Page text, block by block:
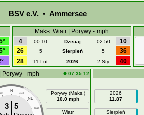
BSV e.V. • Ammersee
Maks. Wiatr | Porywy - mph
4
00:10 Dzisiaj 02:50
10
26
5 Sierpień 5
36
28
11 Lut 2026 2 Sty 40
Porywy - mph 07:35:12
N NNE
NE
ENE
3 5
Porywy (Maks.)
10.0 mph
Wiatr
2026
11.87
Sierpień